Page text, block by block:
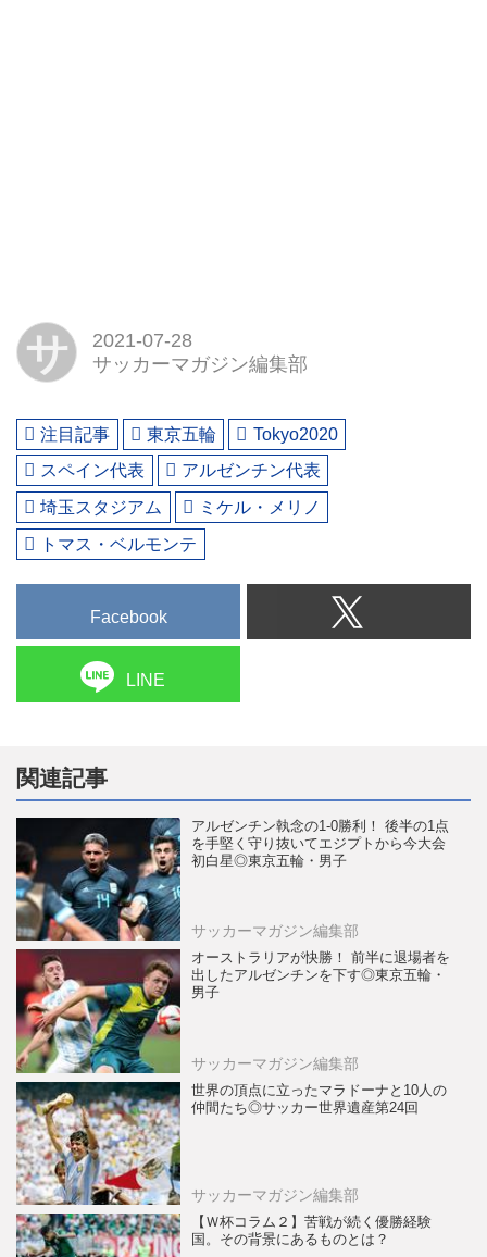
サ
2021-07-28
サッカーマガジン編集部
注目記事 東京五輪
Tokyo2020
スペイン代表
アルゼンチン代表
埼玉スタジアム
ミケル・メリノ
トマス・ベルモンテ
Facebook
LINE
関連記事
アルゼンチン執念の1-0勝利！ 後半の1点
を手堅く守り抜いてエジプトから今大会
初白星◎東京五輪・男子
サッカーマガジン編集部
オーストラリアが快勝！ 前半に退場者を
出したアルゼンチンを下す◎東京五輪・
男子
サッカーマガジン編集部
世界の頂点に立ったマラドーナと10人の
仲間たち◎サッカー世界遺産第24回
サッカーマガジン編集部
【Ｗ杯コラム２】苦戦が続く優勝経験
国。その背景にあるものとは？